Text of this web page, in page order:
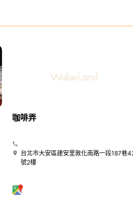
咖啡弄
台北市大安區建安里敦化南路一段187巷
號2樓